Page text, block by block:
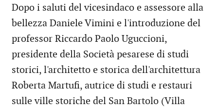
Dopo i saluti del vicesindaco e assessore alla
bellezza Daniele Vimini e l'introduzione del
professor Riccardo Paolo Uguccioni,
presidente della Società pesarese di studi
storici, l'architetto e storica dell'architettura
Roberta Martufi, autrice di studi e restauri
sulle ville storiche del San Bartolo (Villa